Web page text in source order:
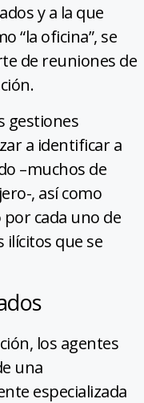
y a la que
“la oficina”, se
de reuniones de
gestiones
a identificar a
–muchos de
, así como
cada uno de
ilícitos que se
los agentes
una
especializada